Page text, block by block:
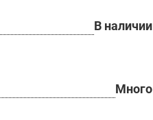
В наличии
Много